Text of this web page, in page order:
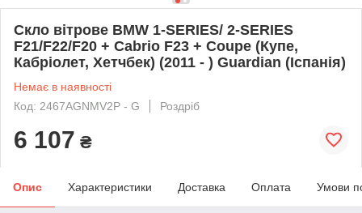
Скло вітрове BMW 1-SERIES/ 2-SERIES
F21/F22/F20 + Cabrio F23 + Coupe (Купе,
Кабріолет, Хетчбек) (2011 - ) Guardian (Іспанія)
Немає в наявності
Код: 2467AGNMV2P - G
Роздріб
6 107 ₴
Опис Характеристики Доставка Оплата Умови